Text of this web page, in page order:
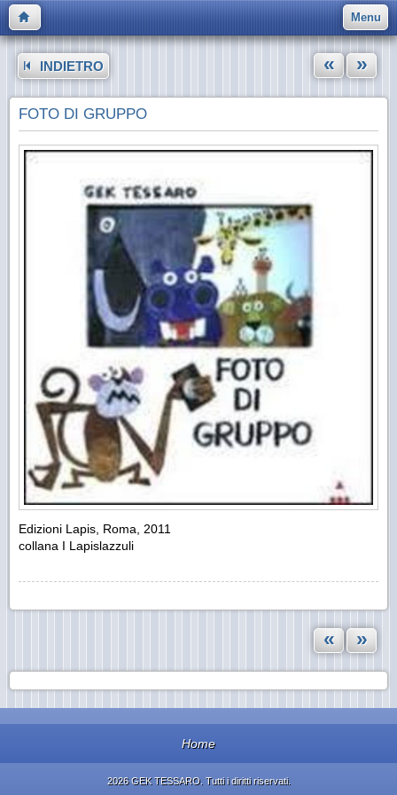
Menu
INDIETRO « »
FOTO DI GRUPPO
Edizioni Lapis, Roma, 2011
collana I Lapislazzuli
« »
Home
2026 GEK TESSARO. Tutti i diritti riservati.